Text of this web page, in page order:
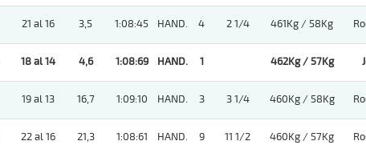
21 al 16 3,5 1:08:45 HAND. 4 2 1/4 461Kg / 58Kg
18 al 14 4,6 1:08:69 HAND. 1 462Kg / 57Kg
19 al 13 16,7 1:09:10 HAND. 3 3 1/4 460Kg / 58Kg
22 al 16 21,3 1:08:61 HAND. 9 11 1/2 460Kg / 57Kg